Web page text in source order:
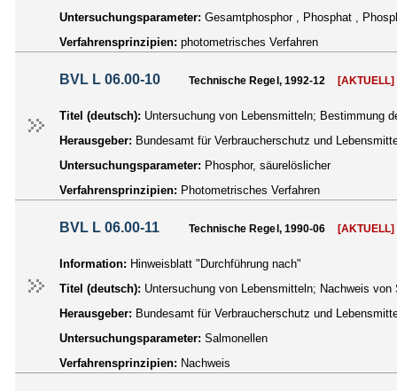
Untersuchungsparameter: Gesamtphosphor , Phosphat ,
Verfahrensprinzipien: photometrisches Verfahren
BVL L 06.00-10 Technische Regel, 1992-12 [AKTUELL]
Titel (deutsch): Untersuchung von Lebensmitteln; Bestimmung
Herausgeber: Bundesamt für Verbraucherschutz und
Untersuchungsparameter: Phosphor, säurelöslicher
Verfahrensprinzipien: Photometrisches Verfahren
BVL L 06.00-11 Technische Regel, 1990-06 [AKTUELL]
Information: Hinweisblatt "Durchführung nach"
Titel (deutsch): Untersuchung von Lebensmitteln; Nachweis
Herausgeber: Bundesamt für Verbraucherschutz und
Untersuchungsparameter: Salmonellen
Verfahrensprinzipien: Nachweis